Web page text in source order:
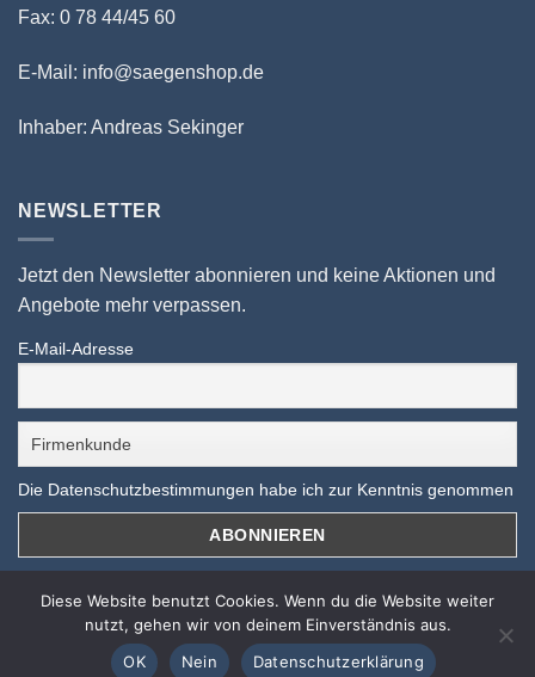
10 % auf ALLES sichern!
Nur bis zum 31.08.2026 mit dem Gutscheincode
SOMMER26
Fax: 0 78 44/45 60
E-Mail: info@saegenshop.de
Inhaber: Andreas Sekinger
NEWSLETTER
Jetzt den Newsletter abonnieren und keine Aktionen und
Angebote mehr verpassen.
E-Mail-Adresse
Die Datenschutzbestimmungen habe ich zur Kenntnis genommen
Diese Website benutzt Cookies. Wenn du die Website weiter
nutzt, gehen wir von deinem Einverständnis aus.
OK
Nein Datenschutzerklärung